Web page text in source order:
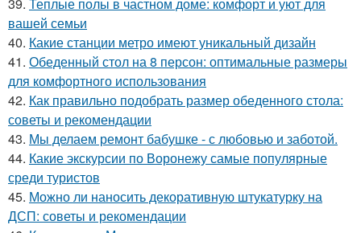
вашей семьи
40. Какие станции метро имеют уникальный дизайн
41. Обеденный стол на 8 персон: оптимальные размеры
для комфортного использования
42. Как правильно подобрать размер обеденного стола:
советы и рекомендации
43. Мы делаем ремонт бабушке - с любовью и заботой.
44. Какие экскурсии по Воронежу самые популярные
среди туристов
45. Можно ли наносить декоративную штукатурку на
ДСП: советы и рекомендации